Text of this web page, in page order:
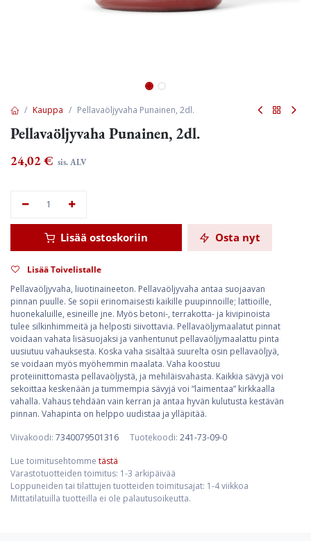
Kauppa Pellavaöljyvaha Punainen, 2dl.
Pellavaöljyvaha Punainen, 2dl.
24,02€ sis. ALV
Lisää ostoskoriin Osta nyt
Lisää Toivelistalle
Pellavaöljyvaha, liuotinaineeton. Pellavaöljyvaha antaa suojaavan
pinnan puulle. Se sopii erinomaisesti kaikille puupinnoille; lattioille,
huonekaluille, esineille jne. Myös betoni-, terrakotta- ja kivipinoista
tulee silkinhimmeitä ja helposti siivottavia. Pellavaöljymaalatut pinnat
voidaan vahata lisäsuojaksi ja vanhentunut pellavaöljymaalattu pinta
uusiutuu vahauksesta. Koska vaha sisältää suurelta osin pellavaöljyä,
se voidaan myös myöhemmin maalata. Vaha koostuu
proteiinittomasta pellavaöljystä, ja mehiläisvahasta. Kaikkia sävyjä voi
sekoittaa keskenään ja tummempia sävyjä voi “laimentaa” kirkkaalla
vahalla. Vahaus tehdään vain kerran ja antaa hyvän kulutusta kestävän
pinnan. Vahapinta on helppo uudistaa ja ylläpitää.
Viivakoodi: 7340079501316 Tuotekoodi: 241-73-09-0
Lue toimitusehtomme tästä
Varastotuotteiden toimitus: 1-3 arkipäivää
Loppuneiden tai tilattujen tuotteiden toimitusajat: 1-4 viikkoa
Mittatilatuilla tuotteilla ei ole palautusoikeutta.